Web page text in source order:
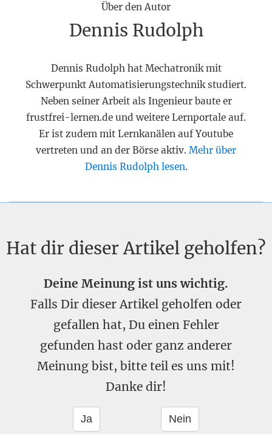
Über den Autor
Dennis Rudolph
Dennis Rudolph hat Mechatronik mit
Schwerpunkt Automatisierungstechnik studiert.
Neben seiner Arbeit als Ingenieur baute er
frustfrei-lernen.de und weitere Lernportale auf.
Er ist zudem mit Lernkanälen auf Youtube
vertreten und an der Börse aktiv. Mehr über
Dennis Rudolph lesen.
Hat dir dieser Artikel geholfen?
Deine Meinung ist uns wichtig.
Falls Dir dieser Artikel geholfen oder
gefallen hat, Du einen Fehler
gefunden hast oder ganz anderer
Meinung bist, bitte teil es uns mit!
Danke dir!